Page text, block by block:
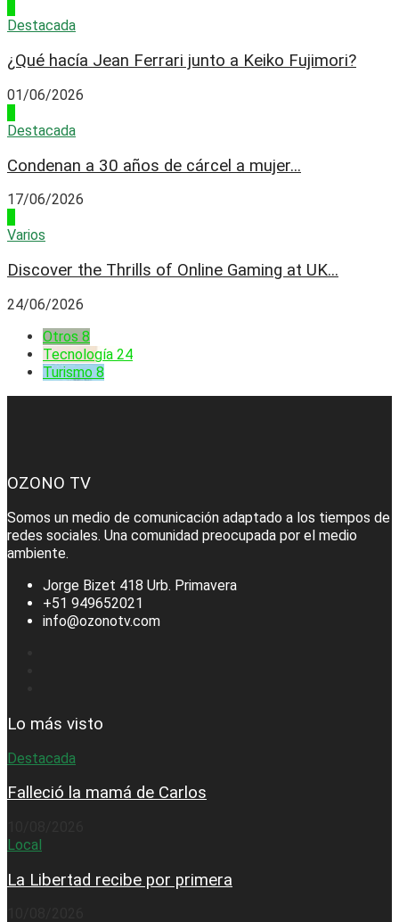
Destacada
¿Qué hacía Jean Ferrari junto a Keiko Fujimori?
01/06/2026
Destacada
Condenan a 30 años de cárcel a mujer...
17/06/2026
Varios
Discover the Thrills of Online Gaming at UK...
24/06/2026
Otros 8
Tecnología 24
Turismo 8
OZONO TV
Somos un medio de comunicación adaptado a los tiempos de
redes sociales. Una comunidad preocupada por el medio
ambiente.
Jorge Bizet 418 Urb. Primavera
+51 949652021
info@ozonotv.com
Lo más visto
Destacada
Falleció la mamá de Carlos
Local
La Libertad recibe por primera